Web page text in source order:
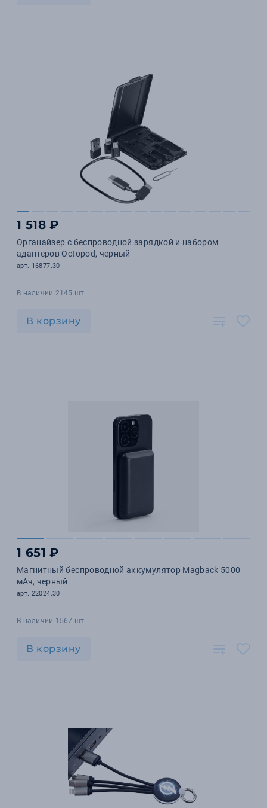
1 518 ₽
Органайзер с беспроводной зарядкой и набором
адаптеров Octopod, черный
арт. 16877.30
В наличии 2145 шт.
В корзину
1 651 ₽
Магнитный беспроводной аккумулятор Magback 5000
мАч, черный
арт. 22024.30
В наличии 1567 шт.
В корзину